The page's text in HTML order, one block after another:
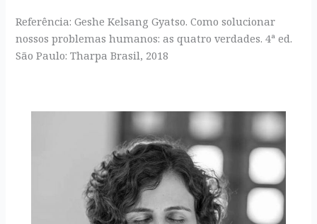
Referência: Geshe Kelsang Gyatso. Como solucionar
nossos problemas humanos: as quatro verdades. 4ª ed.
São Paulo: Tharpa Brasil, 2018